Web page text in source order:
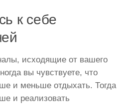
к себе
исходящие от вашего
вы чувствуете, что
и меньше отдыхать. Тогда
и реализовать